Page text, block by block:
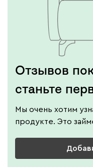
Отзывов
станьте
Мы очень хотим
продукте. Это